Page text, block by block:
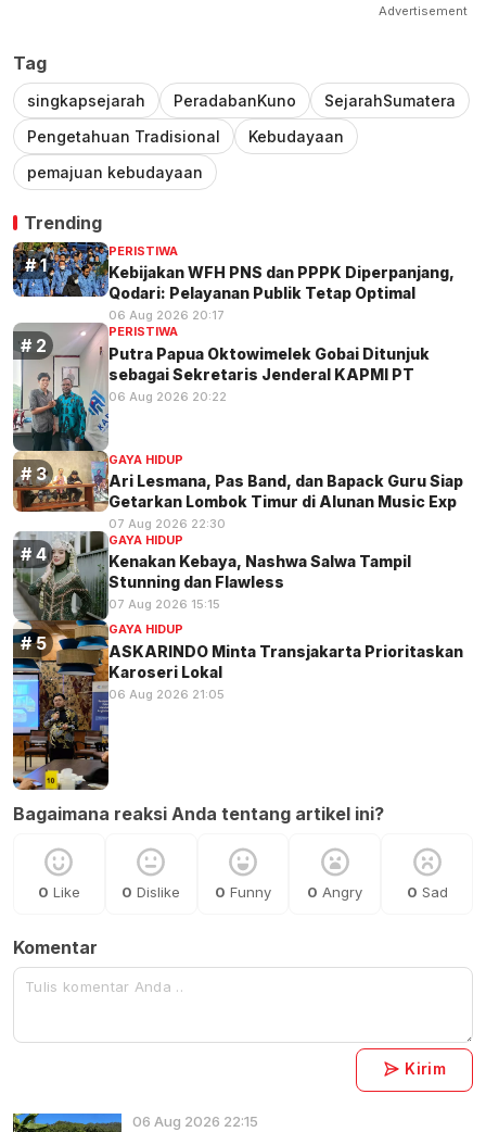
Advertisement
Tag
singkapsejarah PeradabanKuno
SejarahSumatera
Pengetahuan Tradisional
Kebudayaan
pemajuan kebudayaan
Trending
PERISTIWA
Kebijakan WFH PNS dan PPPK Diperpanjang,
Qodari: Pelayanan Publik Tetap Optimal
06 Aug 2026 20:17
PERISTIWA
Putra Papua Oktowimelek Gobai Ditunjuk
sebagai Sekretaris Jenderal KAPMI PT
06 Aug 2026 20:22
GAYA HIDUP
Ari Lesmana, Pas Band, dan Bapack Guru Siap
Getarkan Lombok Timur di Alunan Music Exp
07 Aug 2026 22:30
GAYA HIDUP
Kenakan Kebaya, Nashwa Salwa Tampil
Stunning dan Flawless
07 Aug 2026 15:15
GAYA HIDUP
ASKARINDO Minta Transjakarta Prioritaskan
Karoseri Lokal
06 Aug 2026 21:05
Bagaimana reaksi Anda tentang artikel ini?
0 Like 0 Dislike 0 Funny 0 Angry 0 Sad
Komentar
Kirim
06 Aug 2026 22:15